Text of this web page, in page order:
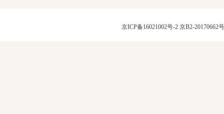
京ICP备16021002号-2京B2-20170662